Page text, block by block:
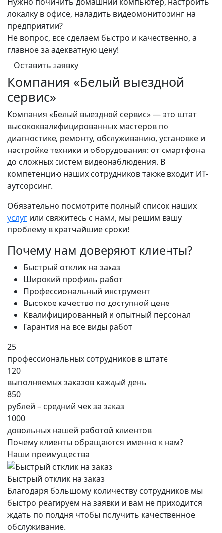
Нужно починить домашний компьютер, настроить
локалку в офисе, наладить видеомониторинг на
предприятии?
Не вопрос, все сделаем быстро и качественно, а
главное за адекватную цену!
Оставить заявку
Компания «Белый выездной
сервис»
Компания «Белый выездной сервис» — это штат
высококвалифицированных мастеров по
диагностике, ремонту, обслуживанию, установке и
настройке техники и оборудования: от смартфона
до сложных систем видеонаблюдения. В
компетенцию наших сотрудников также входит ИТ-
аутсорсинг.
Обязательно посмотрите полный список наших
услуг или свяжитесь с нами, мы решим вашу
проблему в кратчайшие сроки!
Почему нам доверяют клиенты?
Быстрый отклик на заказ
Широкий профиль работ
Профессиональный инструмент
Высокое качество по доступной цене
Квалифицированный и опытный персонал
Гарантия на все виды работ
25
профессиональных сотрудников в штате
120
выполняемых заказов каждый день
850
рублей – средний чек за заказ
1000
довольных нашей работой клиентов
Почему клиенты обращаются именно к нам?
Наши преимущества
Быстрый отклик на заказ
Благодаря большому количеству сотрудников мы
быстро реагируем на заявки и вам не приходится
ждать по полдня чтобы получить качественное
обслуживание.